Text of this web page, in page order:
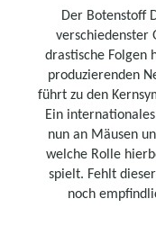
Der Botenstoff
verschiedenster
drastische Folgen
produzierenden
führt zu den
Ein
nun an Mäusen
welche Rolle
spielt. Fehlt
noch